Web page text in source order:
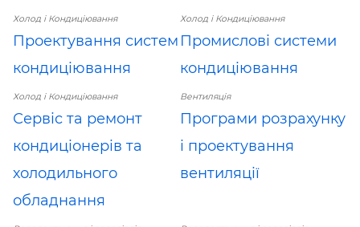
Холод і Кондиціювання
Проектування систем
кондиціювання
Холод і Кондиціювання
Промислові системи
кондиціювання
Холод і Кондиціювання
Сервіс та ремонт
кондиціонерів та
холодильного
обладнання
Вентиляція
Програми розрахунку
і проектування
вентиляції